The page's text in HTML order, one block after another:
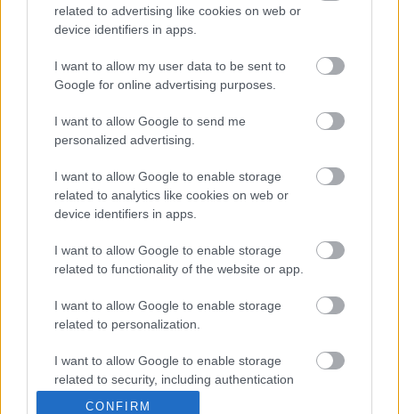
related to advertising like cookies on web or
device identifiers in apps.
I want to allow my user data to be sent to
Google for online advertising purposes.
I want to allow Google to send me
personalized advertising.
I want to allow Google to enable storage
related to analytics like cookies on web or
device identifiers in apps.
I want to allow Google to enable storage
related to functionality of the website or app.
I want to allow Google to enable storage
related to personalization.
I want to allow Google to enable storage
related to security, including authentication
CONFIRM
Paks II.: Mit jelent az 5. blokk új
mérföldköve a felülvizsgálat
árnyékában?
Fontos a postaládákba költöző
széncinegék védelme
Amire többmillióan vártunk: szombattól
másodfokúra csökken a riasztás
KIEMELT